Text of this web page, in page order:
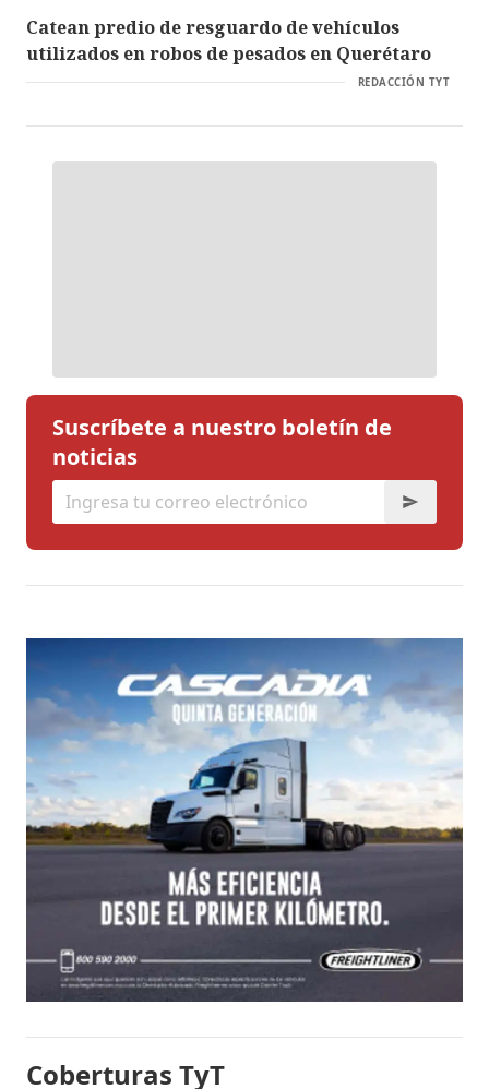
Catean predio de resguardo de vehículos
utilizados en robos de pesados en Querétaro
REDACCIÓN TYT
Suscríbete a nuestro boletín de
noticias
Coberturas TyT